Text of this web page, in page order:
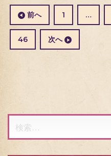
ペ
ー
前へ
固
定
ペ
ー
1 …
固
定
46 次へ
索: